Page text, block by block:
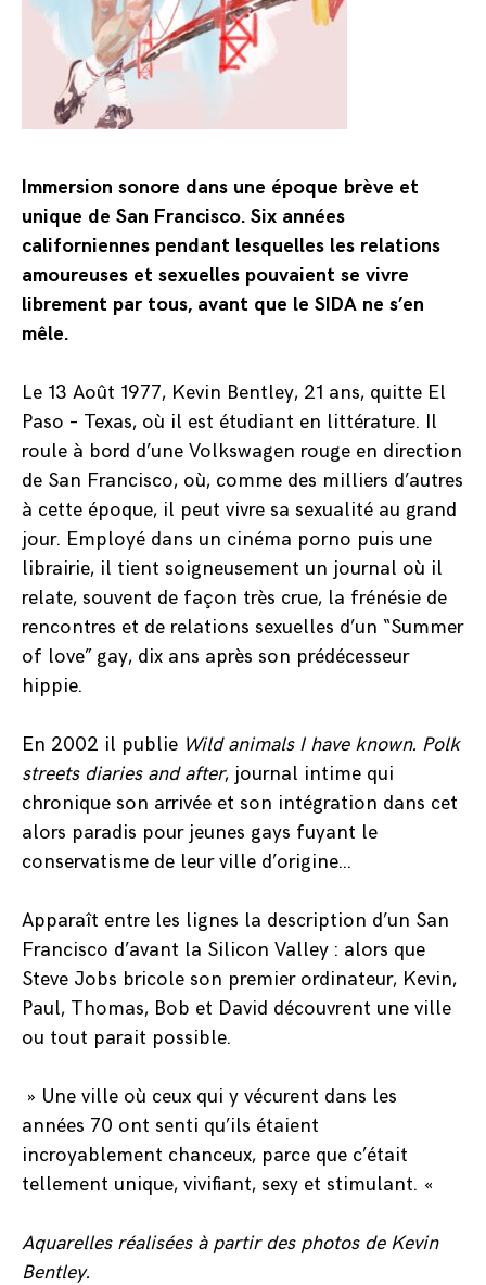
Immersion sonore dans une époque brève et
unique de San Francisco. Six années
californiennes pendant lesquelles les relations
amoureuses et sexuelles pouvaient se vivre
librement par tous, avant que le SIDA ne s’en
mêle.
Le 13 Août 1977, Kevin Bentley, 21 ans, quitte El
Paso – Texas, où il est étudiant en littérature. Il
roule à bord d’une Volkswagen rouge en direction
de San Francisco, où, comme des milliers d’autres
à cette époque, il peut vivre sa sexualité au grand
jour. Employé dans un cinéma porno puis une
librairie, il tient soigneusement un journal où il
relate, souvent de façon très crue, la frénésie de
rencontres et de relations sexuelles d’un “Summer
of love” gay, dix ans après son prédécesseur
hippie.
En 2002 il publie Wild animals I have known. Polk
streets diaries and after, journal intime qui
chronique son arrivée et son intégration dans cet
alors paradis pour jeunes gays fuyant le
conservatisme de leur ville d’origine…
Apparaît entre les lignes la description d’un San
Francisco d’avant la Silicon Valley : alors que
Steve Jobs bricole son premier ordinateur, Kevin,
Paul, Thomas, Bob et David découvrent une ville
ou tout parait possible.
» Une ville où ceux qui y vécurent dans les
années 70 ont senti qu’ils étaient
incroyablement chanceux, parce que c’était
tellement unique, vivifiant, sexy et stimulant. «
Aquarelles réalisées à partir des photos de Kevin
Bentley.